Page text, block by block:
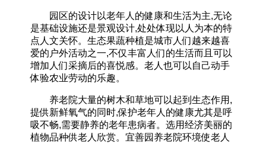
园区的设计以老年人的健康和生活为主,无论
是基础设施还是景观设计,处处体现以人为本的特
点人文关怀。生态果蔬种植是城市人们越来越喜
爱的户外活动之一,不仅丰富人们的生活而且可以
增加人们采摘后的喜悦感。老人也可以自己动手
体验农业劳动的乐趣。
养老院大量的树木和草地可以起到生态作用,
提供新鲜氧气的同时,保护老年人的健康尤其是呼
吸不畅,需要静养的老年患病者。选用经济美丽的
植物品种供老人欣赏。宜善园养老院环境‍使老人